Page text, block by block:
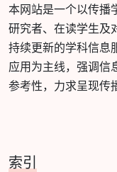
本网站是一个以传播
研究者、在读学生及
持续更新的学科信息
应用为主线，强调信
参考性，力求呈现传
索引